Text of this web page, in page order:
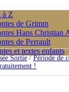
à Z
de Grimm
Hans Christian
de Perrault
et textes enfants
Sortie/Période de
!